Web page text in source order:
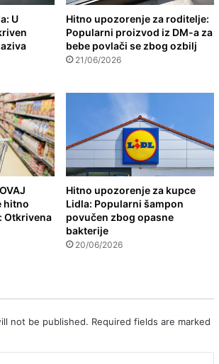
U
Hitno upozorenje za roditelje:
Popularni proizvod iz DM-a za
bebe povlači se zbog ozbilj
21/06/2026
hitno
Otkrivena
Hitno upozorenje za kupce
Lidla: Popularni šampon
povučen zbog opasne
bakterije
20/06/2026
not be published. Required fields are marked